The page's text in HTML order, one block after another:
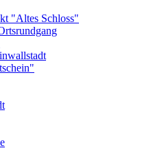
"Altes Schloss"